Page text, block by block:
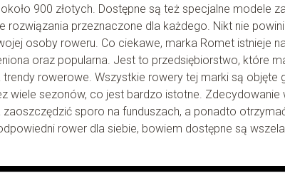
900 złotych. Dostępne są też specjalne modele
rozwiązania przeznaczone dla każdego. Nikt nie
osoby roweru. Co ciekawe, marka Romet istnieje
oraz popularna. Jest to przedsiębiorstwo, które
rowerowe. Wszystkie rowery tej marki są objęte
wiele sezonów, co jest bardzo istotne.
sporo na funduszach, a ponadto
rower dla siebie, bowiem dostępne są